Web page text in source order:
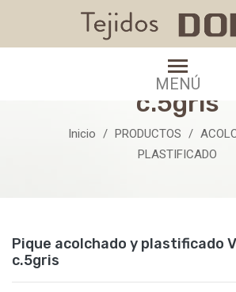
MENÚ
Pique
plastificado
c.5gris
Inicio PRODUCTOS
PLASTIFICADO
Pique acolchado y plastificado
c.5gris